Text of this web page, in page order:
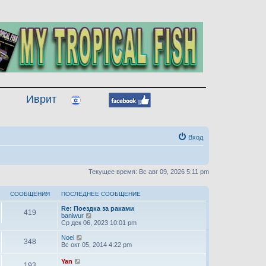
Иврит
Вход
Текущее время: Вс авг 09, 2026 5:11 pm
СООБЩЕНИЯ ПОСЛЕДНЕЕ СООБЩЕНИЕ
419
Re: Поездка за раками
baniwur
е
р
й
к
Ср дек 06, 2023 10:01 pm
348 Noel
е
Вс окт 05, 2014 4:22 pm
Yan